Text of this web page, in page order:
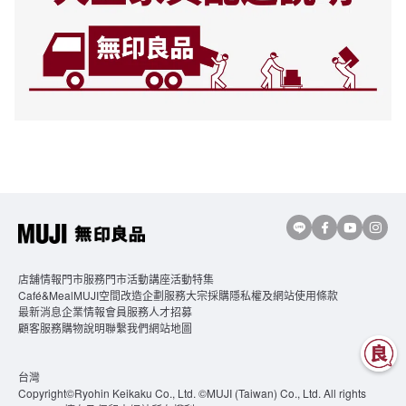
台灣
Copyright©Ryohin Keikaku Co., Ltd. ©MUJI (Taiwan) Co., Ltd. All rights
店舖情報門市服務門市活動講座活動特集
Café&MealMUJI空間改造企劃服務大宗採購隱私權及網站使用條款
最新消息企業情報會員服務人才招募
顧客服務購物說明聯繫我們網站地圖